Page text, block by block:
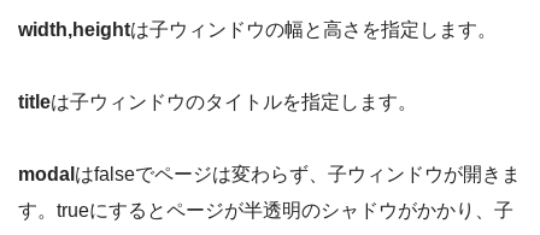
width,heightは子ウィンドウの幅と高さを指定します。
titleは子ウィンドウのタイトルを指定します。
modal はfalseでページは変わらず、子ウィンドウが開きま
す。trueにするとページが半透明のシャドウがかかり、子